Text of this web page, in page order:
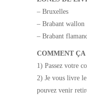
– Bruxelles
– Brabant wallon
– Brabant
COMMENT ÇA
1) Passez votre
2) Je vous livre
pouvez venir